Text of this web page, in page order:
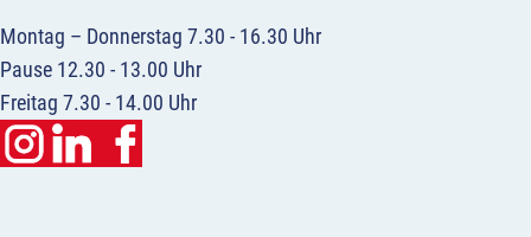
Montag – Donnerstag 7.30 - 16.30 Uhr
Pause 12.30 - 13.00 Uhr
Freitag 7.30 - 14.00 Uhr